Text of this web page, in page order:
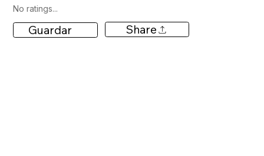
No ratings...
Guardar Share